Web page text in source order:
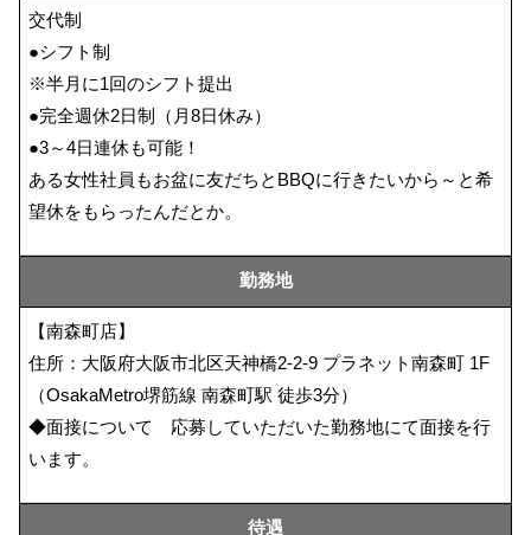
交代制
●シフト制
※半月に1回のシフト提出
●完全週休2日制（月8日休み）
●3～4日連休も可能！
ある女性社員もお盆に友だちとBBQに行きたいから～と希
望休をもらったんだとか。
勤務地
【南森町店】
住所：大阪府大阪市北区天神橋2-2-9 プラネット南森町 1F
（OsakaMetro堺筋線 南森町駅 徒歩3分）
◆面接について 応募していただいた勤務地にて面接を行
います。
待遇